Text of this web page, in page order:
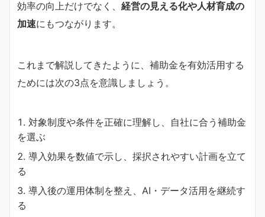
効率の向上だけでなく、 経営の見える化や人材育成の
加速にもつながります。
これまで解説してきたように、補助金を有効活用する
ためには次の3点を意識しましょう。
対象制度や条件を正確に理解し、自社に合う補助金
を選ぶ
導入効果を数値で示し、採択されやすい計画を立て
る
導入後の運用体制を整え、AI・データ活用を継続す
る